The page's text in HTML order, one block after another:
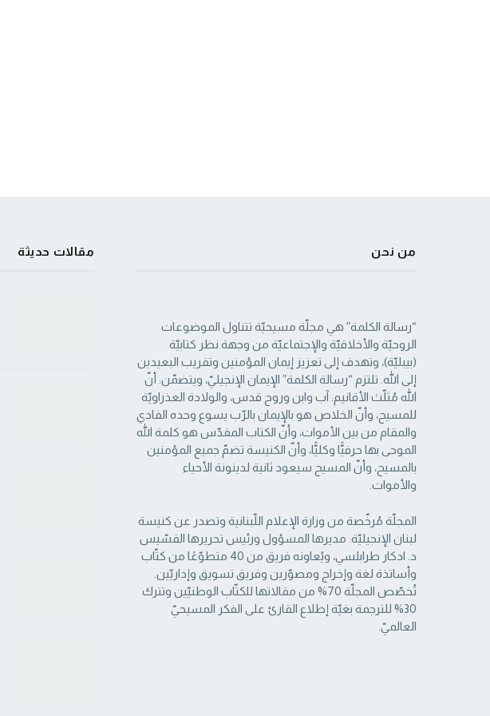
من نحن
“رسالة الكلمة” هي مجلّة مسيحيّة تتناول الموضوعات
الروحيّة والأخلاقيّة والإجتماعيّة من ‏وجهة نظر كتابيّة
(بيبليّة)، وتهدف إلى تعزيز إيمان المؤمنين وتقريب البعيدين
إلى الله. تلتزم “رسالة ‏الكلمة” الإيمان الإنجيليّ، ويتضمّن: أنّ
الله مُثلّث الأقانيم: آب وابن وروح قدس، والولادة العذراويّة
‏للمسيح، وأنّ الخلاص هو بالإيمان بالرّب يسوع وحده الفادي
والمقام من بين الأموات، وأنّ الكتاب ‏المقدّس هو كلمة الله
الموحى بها حرفيًّا وكليًّا، وأنّ الكنيسة تضمّ جميع المؤمنين
بالمسيح، وأنّ المسيح ‏سيعود ثانية لدينونة الأحياء
والأموات. ‏
المجلّة مُرخّصة من وزارة الإعلام اللّبنانية وتصدر عن كنيسة
لبنان الإنجيليّة. مديرها المسؤول ‏ورئيس تحريرها القسّيس
د. ادكار طرابلسي، ويُعاونه فريق من 40 متطوّعًا من كتّاب
وأساتذة لغة ‏وإخراج ومصوّرين وفريق تسويق وإداريّين.
تُخصّص المجلّة 70% من مقالاتها للكتّاب الوطنيّين ‏وتترك
30% للترجمة بغيّة إطلاع القارئ على الفكر المسيحيّ
العالميّ.‏
مقالات حديثة